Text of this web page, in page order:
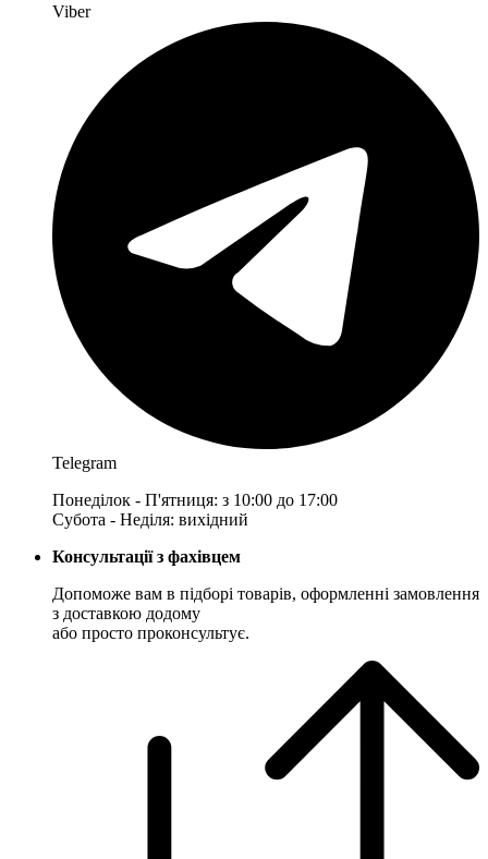
Viber
Telegram
Понеділок - П'ятниця: з 10:00 до 17:00
Субота - Неділя: вихідний
Консультації з фахівцем
Допоможе вам в підборі товарів, оформленні замовлення
з доставкою додому
або просто проконсультує.